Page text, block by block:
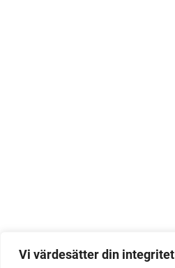
Vi värdesätter din integritet